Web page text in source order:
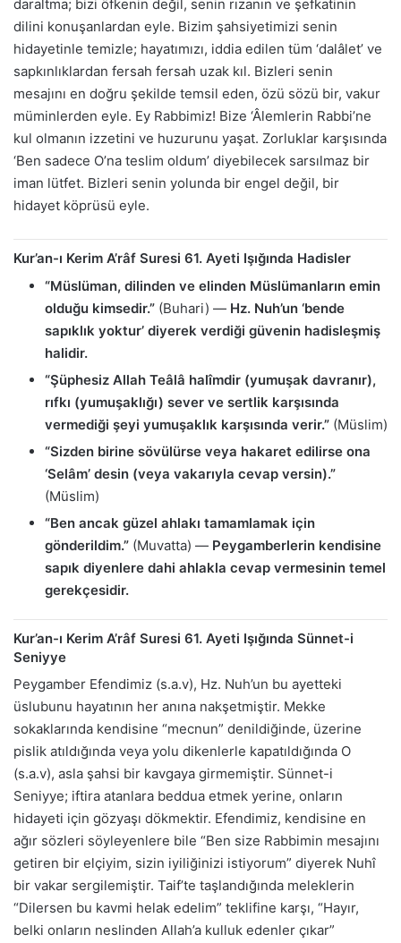
daraltma; bizi öfkenin değil, senin rızanın ve şefkatinin
dilini konuşanlardan eyle. Bizim şahsiyetimizi senin
hidayetinle temizle; hayatımızı, iddia edilen tüm ‘dalâlet’ ve
sapkınlıklardan fersah fersah uzak kıl. Bizleri senin
mesajını en doğru şekilde temsil eden, özü sözü bir, vakur
müminlerden eyle. Ey Rabbimiz! Bize ‘Âlemlerin Rabbi’ne
kul olmanın izzetini ve huzurunu yaşat. Zorluklar karşısında
‘Ben sadece O’na teslim oldum’ diyebilecek sarsılmaz bir
iman lütfet. Bizleri senin yolunda bir engel değil, bir
hidayet köprüsü eyle.
Kur’an-ı Kerim A’râf Suresi 61. Ayeti Işığında Hadisler
“Müslüman, dilinden ve elinden Müslümanların emin
olduğu kimsedir.” (Buhari) — Hz. Nuh’un ‘bende
sapıklık yoktur’ diyerek verdiği güvenin hadisleşmiş
halidir.
“Şüphesiz Allah Teâlâ halîmdir (yumuşak davranır),
rıfkı (yumuşaklığı) sever ve sertlik karşısında
vermediği şeyi yumuşaklık karşısında verir.” (Müslim)
“Sizden birine sövülürse veya hakaret edilirse ona
‘Selâm’ desin (veya vakarıyla cevap versin).”
(Müslim)
“Ben ancak güzel ahlakı tamamlamak için
gönderildim.” (Muvatta) — Peygamberlerin kendisine
sapık diyenlere dahi ahlakla cevap vermesinin temel
gerekçesidir.
Kur’an-ı Kerim A’râf Suresi 61. Ayeti Işığında Sünnet-i
Seniyye
Peygamber Efendimiz (s.a.v), Hz. Nuh’un bu ayetteki
üslubunu hayatının her anına nakşetmiştir. Mekke
sokaklarında kendisine “mecnun” denildiğinde, üzerine
pislik atıldığında veya yolu dikenlerle kapatıldığında O
(s.a.v), asla şahsi bir kavgaya girmemiştir. Sünnet-i
Seniyye; iftira atanlara beddua etmek yerine, onların
hidayeti için gözyaşı dökmektir. Efendimiz, kendisine en
ağır sözleri söyleyenlere bile “Ben size Rabbimin mesajını
getiren bir elçiyim, sizin iyiliğinizi istiyorum” diyerek Nuhî
bir vakar sergilemiştir. Taif’te taşlandığında meleklerin
“Dilersen bu kavmi helak edelim” teklifine karşı, “Hayır,
belki onların neslinden Allah’a kulluk edenler çıkar”